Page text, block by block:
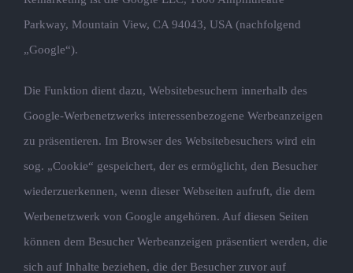
Parkway, Mountain View, CA 94043, USA (nachfolgend
„Google“).
Die Funktion dient dazu, Websitebesuchern innerhalb des
Google-Werbenetzwerks interessenbezogene Werbeanzeigen
zu präsentieren. Im Browser des Websitebesuchers wird ein
sog. „Cookie“ gespeichert, der es ermöglicht, den Besucher
wiederzuerkennen, wenn dieser Webseiten aufruft, die dem
Werbenetzwerk von Google angehören. Auf diesen Seiten
können dem Besucher Werbeanzeigen präsentiert werden, die
sich auf Inhalte beziehen, die der Besucher zuvor auf